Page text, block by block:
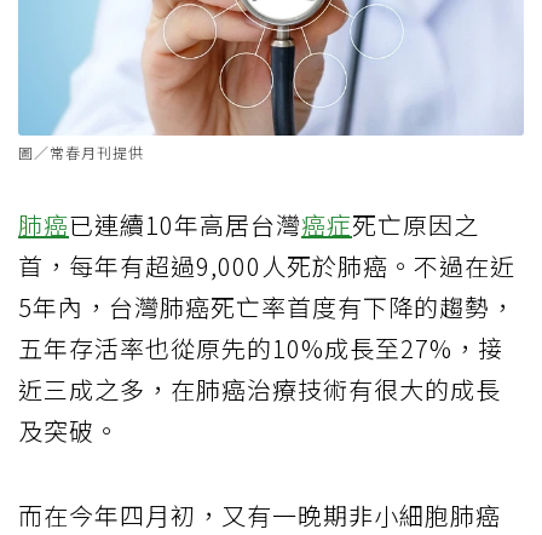
圖／常春月刊提供
肺癌已連續10年高居台灣癌症死亡原因之
首，每年有超過9,000人死於肺癌。不過在近
5年內，台灣肺癌死亡率首度有下降的趨勢，
五年存活率也從原先的10%成長至27%，接
近三成之多，在肺癌治療技術有很大的成長
及突破。
而在今年四月初，又有一晚期非小細胞肺癌